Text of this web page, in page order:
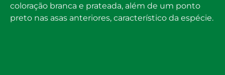
coloração branca e prateada, além de um ponto
preto nas asas anteriores, característico da espécie.